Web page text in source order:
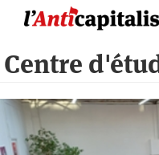
principal
Centre